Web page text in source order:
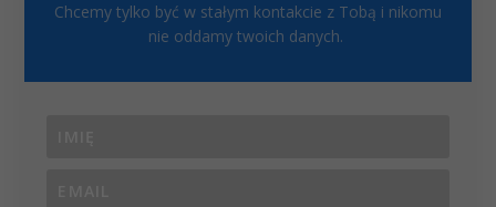
Chcemy tylko być w stałym kontakcie z Tobą i nikomu
nie oddamy twoich danych.